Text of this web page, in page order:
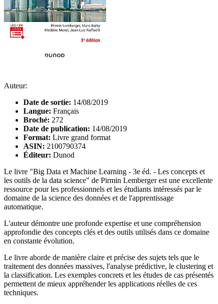
Auteur:
Date de sortie: 14/08/2019
Langue: Français
Broché: 272
Date de publication: 14/08/2019
Format: Livre grand format
ASIN: 2100790374
Éditeur: Dunod
Le livre "Big Data et Machine Learning - 3e éd. - Les concepts et
les outils de la data science" de Pirmin Lemberger est une excellente
ressource pour les professionnels et les étudiants intéressés par le
domaine de la science des données et de l'apprentissage
automatique.
L'auteur démontre une profonde expertise et une compréhension
approfondie des concepts clés et des outils utilisés dans ce domaine
en constante évolution.
Le livre aborde de manière claire et précise des sujets tels que le
traitement des données massives, l'analyse prédictive, le clustering et
la classification. Les exemples concrets et les études de cas présentés
permettent de mieux appréhender les applications réelles de ces
techniques.